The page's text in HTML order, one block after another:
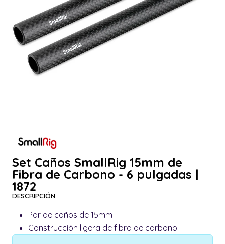
Set Caños SmallRig 15mm de
Fibra de Carbono - 6 pulgadas |
1872
DESCRIPCIÓN
Par de caños de 15mm
Construcción ligera de fibra de carbono